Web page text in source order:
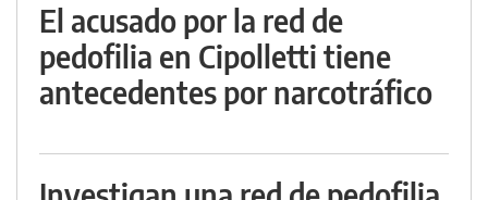
El acusado por la red de
pedofilia en Cipolletti tiene
antecedentes por narcotráfico